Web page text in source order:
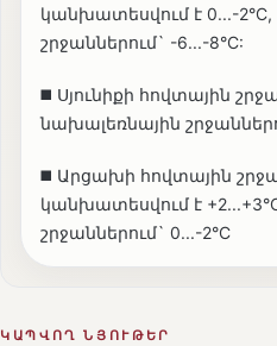
կանխատեսվում է 0...-2°C,
շրջաններում` -6...-8°C:
◼️ Սյունիքի հովտային
նախալեռնային
◼️ Արցախի հովտային
կանխատեսվում է
շրջաններում` 0...-2°C
ԿԱՊՎՈՂ ՆՅՈՒԹԵՐ